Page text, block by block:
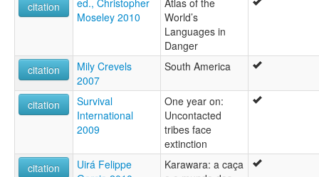
citation
Moseley 2010
World’s
Languages in
Danger
citation
Mily Crevels
2007
South America
citation
Survival
International
2009
One year on:
Uncontacted
tribes face
extinction
citation
Uirá Felippe
Karawara: a caça